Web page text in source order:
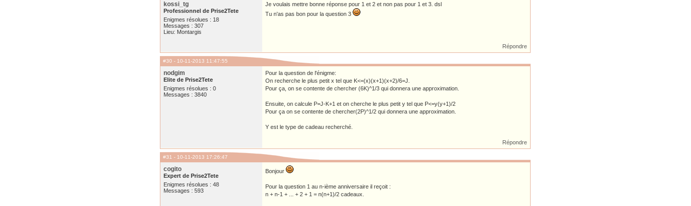
kossi_tg
Professionnel de Prise2Tete
Enigmes résolues : 18
Messages : 307
Lieu: Montargis
Je voulais mettre bonne réponse pour 1 et 2 et non pas pour 1 et 3. dsl
Tu n'as pas bon pour la question 3
Répondre
#30 - 10-11-2013 11:47:55
nodgim
Elite de Prise2Tete
Enigmes résolues : 0
Messages : 3840
Pour la question de l'énigme:
On recherche le plus petit x tel que K<=(x)(x+1)(x+2)/6=J.
Pour ça, on se contente de chercher (6K)^1/3 qui donnera une approximation.
Ensuite, on calcule P=J-K+1 et on cherche le plus petit y tel que P<=y(y+1)/2
Pour ça on se contente de chercher(2P)^1/2 qui donnera une approximation.
Y est le type de cadeau recherché.
Répondre
#31 - 10-11-2013 17:26:47
cogito
Expert de Prise2Tete
Enigmes résolues : 48
Messages : 593
Bonjour
Pour la question 1 au n-ième anniversaire il reçoit :
n + n-1 + ... + 2 + 1 = n(n+1)/2 cadeaux.